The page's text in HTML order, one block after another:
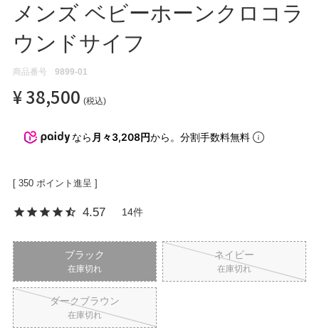
ランド
OUTLET
ンキング
ピックス
メンズ ベビーホーンクロコラ
ウンドサイフ
商品番号 9899-01
¥38,500 税込
なら 月々3,208円から。分割手数料無料
[ 350 ポイント進呈 ]
4.57 14
ブラック
在庫切れ
ネイビー
在庫切れ
ダークブラウン
在庫切れ